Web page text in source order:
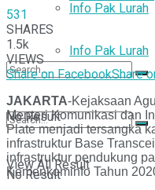
Info Pak Lurah
No Result
Info Pak Lurah
No Result
View All Result
531
SHARES
1.5k
VIEWS
Share on FacebookShare
JAKARTA-Kejaksaan
Menteri Komunikasi dan
Plate menjadi tersangka
infrastruktur Base
infrastruktur pendukung
Kemenkominfo Tahun